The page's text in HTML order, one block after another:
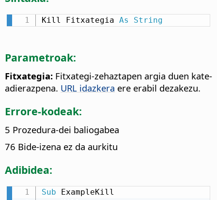
Kill Fitxategia As String
Parametroak:
Fitxategia: Fitxategi-zehaztapen argia duen kate-
adierazpena. URL idazkera ere erabil dezakezu.
Errore-kodeak:
5 Prozedura-dei baliogabea
76 Bide-izena ez da aurkitu
Adibidea:
Sub ExampleKill